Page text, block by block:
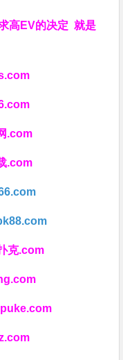
高EV的决定就是
.com
.com
克.com